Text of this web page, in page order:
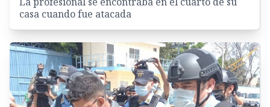
casa cuando fue atacada